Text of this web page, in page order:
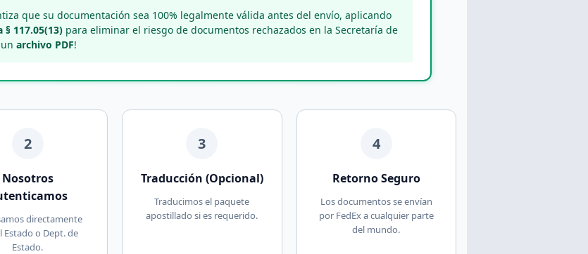
que su documentación sea 100% legalmente válida antes del envío, aplicando
117.05(13) para eliminar el riesgo de documentos rechazados en la Secretaría de
archivo PDF!
2
Nosotros
directamente
Estado o Dept. de
Estado.
3
Traducción (Opcional)
Traducimos el paquete
apostillado si es requerido.
4
Retorno Seguro
Los documentos se envían
por FedEx a cualquier parte
del mundo.